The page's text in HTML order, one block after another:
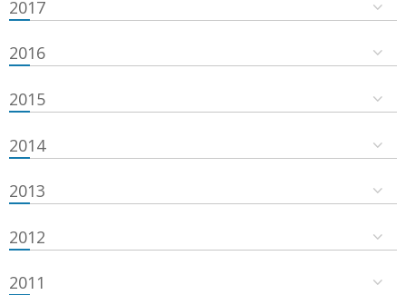
2017
2016
2015
2014
2013
2012
2011